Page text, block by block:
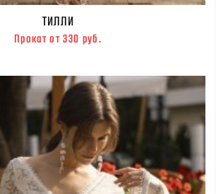
ТИЛЛИ
Прокат от 330 руб.